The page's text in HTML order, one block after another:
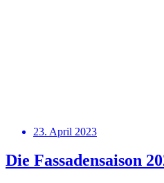
23. April 2023
Die Fassadensaison